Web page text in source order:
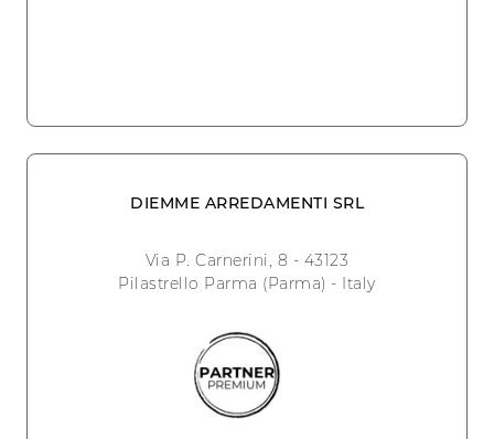
DIEMME ARREDAMENTI SRL
Via P. Carnerini, 8 - 43123
Pilastrello Parma (Parma) - Italy